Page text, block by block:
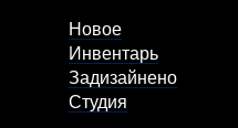
Новое
Инвентарь
Задизайнено
Студия